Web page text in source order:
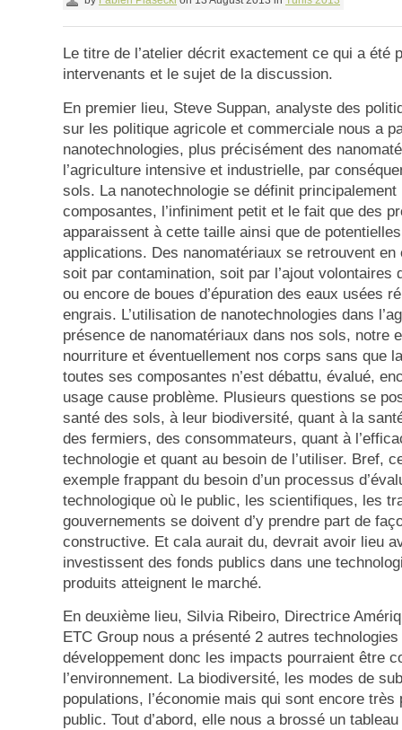
Le titre de l’atelier décrit exactement ce qui a été
intervenants et le sujet de la discussion.
En premier lieu, Steve Suppan, analyste des
sur les politique agricole et commerciale nous a
nanotechnologies, plus précisément des
l’agriculture intensive et industrielle, par
sols. La nanotechnologie se définit
composantes, l’infiniment petit et le fait que des
apparaissent à cette taille ainsi que de
applications. Des nanomatériaux se retrouvent
soit par contamination, soit par l’ajout volontaires
ou encore de boues d’épuration des eaux usées
engrais. L’utilisation de nanotechnologies dans
présence de nanomatériaux dans nos sols, notre
nourriture et éventuellement nos corps sans que
toutes ses composantes n’est débattu, évalué,
usage cause problème. Plusieurs questions se
santé des sols, à leur biodiversité, quant à la
des fermiers, des consommateurs, quant à
technologie et quant au besoin de l’utiliser. Bref,
exemple frappant du besoin d’un processus
technologique où le public, les scientifiques, les
gouvernements se doivent d’y prendre part de
constructive. Et cala aurait du, devrait avoir lieu
investissent des fonds publics dans une
produits atteignent le marché.
En deuxième lieu, Silvia Ribeiro, Directrice
ETC Group nous a présenté 2 autres
développement donc les impacts pourraient être
l’environnement. La biodiversité, les modes de
populations, l’économie mais qui sont encore très
public. Tout d’abord, elle nous a brossé un